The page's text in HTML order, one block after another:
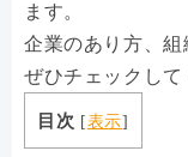
ます。
企業のあり方、
ぜひチェックして
目次 [表示]